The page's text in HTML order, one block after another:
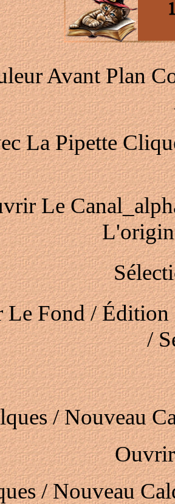
Avant Plan
La Pipette
Le
Fond / Édition
/
/ Nouveau
/ Nouveau